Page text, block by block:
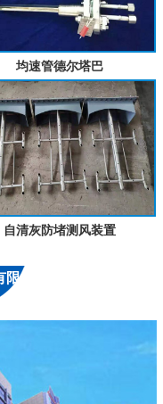
均速管德尔塔巴
自清灰防堵测风装置
公司